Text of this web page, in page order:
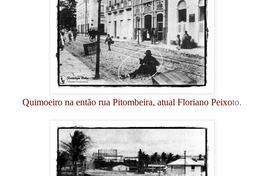
Quimoeiro na então rua Pitombeira, atual Floriano Peixoto.